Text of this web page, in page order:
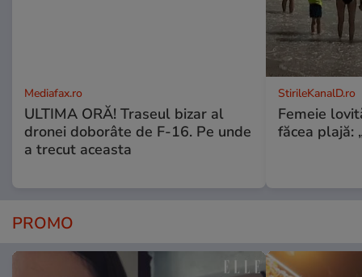
Mediafax.ro
ULTIMA ORĂ! Traseul bizar al
dronei doborâte de F-16. Pe unde
a trecut aceasta
StirileKanalD.ro
Femeie
făcea plajă:
PROMO